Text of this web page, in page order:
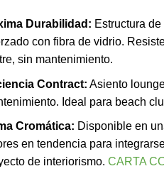
Durabilidad: Estructura
con fibra de vidrio.
sin mantenimiento.
Contract: Asiento
Ideal para beach
Cromática: Disponible en
en tendencia para
de interiorismo.CARTA